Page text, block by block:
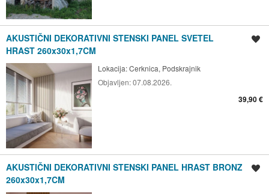
AKUSTIČNI DEKORATIVNI STENSKI PANEL SVETEL
HRAST 260x30x1,7CM
Lokacija:Cerknica, Podskrajnik
Objavljen:07.08.2026.
39,90 €
AKUSTIČNI DEKORATIVNI STENSKI PANEL HRAST BRONZ
260x30x1,7CM